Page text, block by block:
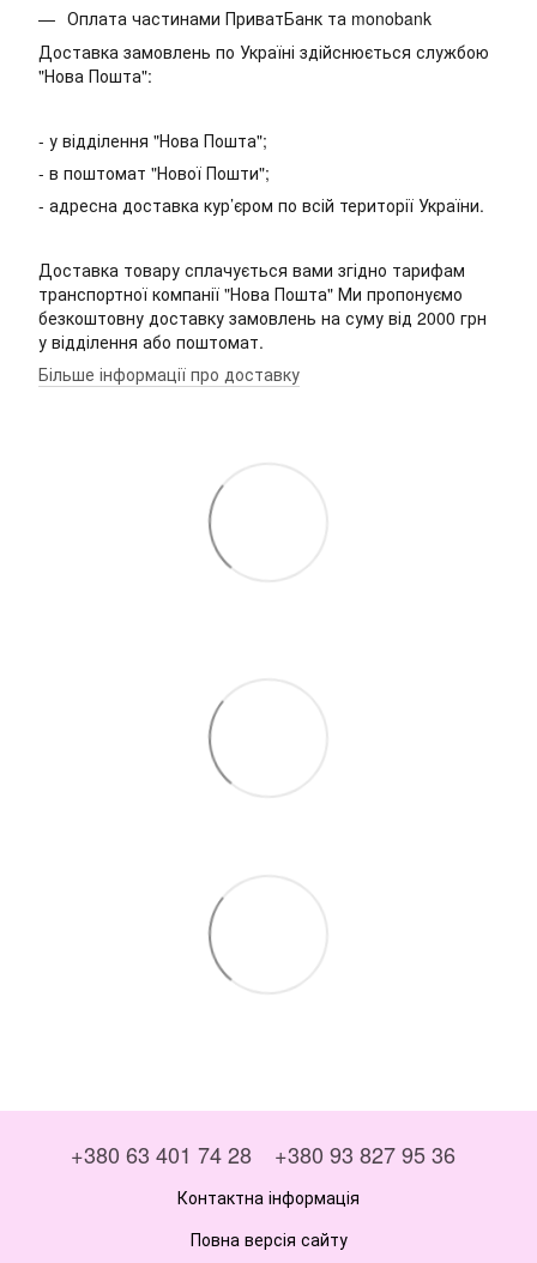
Оплата частинами ПриватБанк та monobank
Доставка замовлень по Україні здійснюється службою
"Нова Пошта":
- у відділення "Нова Пошта";
- в поштомат "Нової Пошти";
- адресна доставка кур’єром по всій території України.
Доставка товару сплачується вами згідно тарифам
транспортної компанії "Нова Пошта" Ми пропонуємо
безкоштовну доставку замовлень на суму від 2000 грн
у відділення або поштомат.
Більше інформації про доставку
+380 63 401 74 28 +380 93 827 95 36
Контактна інформація
Повна версія сайту